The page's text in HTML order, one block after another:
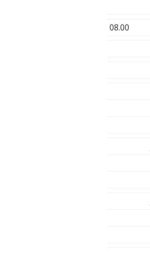
08.00